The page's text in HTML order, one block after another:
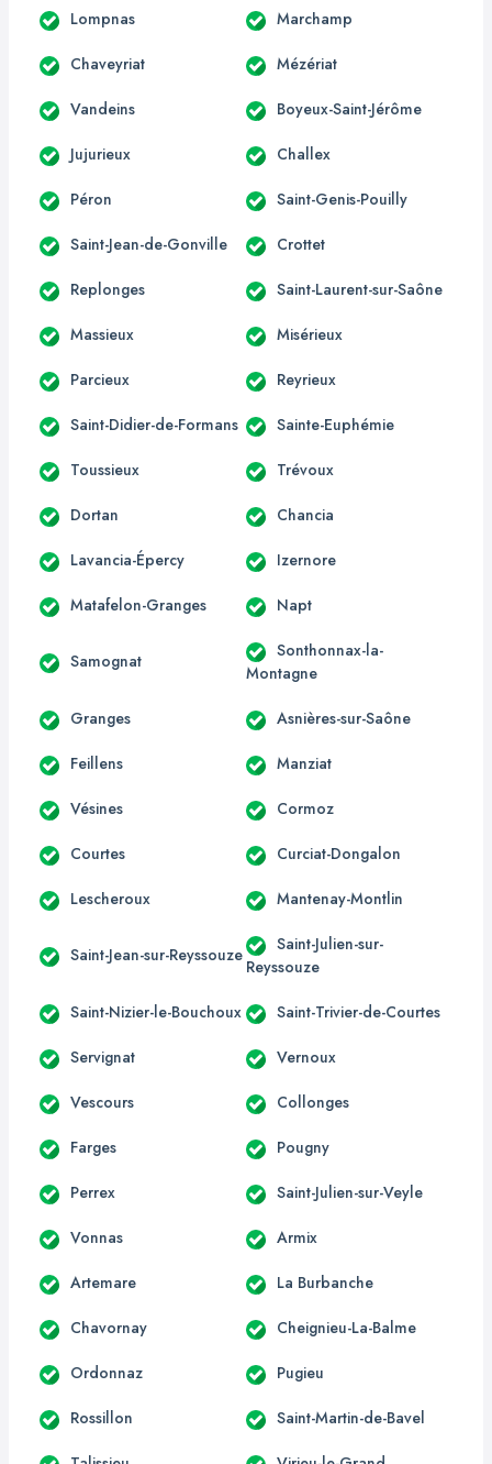
Lompnas Marchamp
Chaveyriat Mézériat
Vandeins Boyeux-Saint-Jérôme
Jujurieux Challex
Péron Saint-Genis-Pouilly
Saint-Jean-de-Gonville Crottet
Replonges Saint-Laurent-sur-Saône
Massieux Misérieux
Parcieux Reyrieux
Saint-Didier-de-Formans Sainte-Euphémie
Toussieux Trévoux
Dortan Chancia
Lavancia-Épercy Izernore
Matafelon-Granges Napt
Samognat
Sonthonnax-la-
Montagne
Granges Asnières-sur-Saône
Feillens Manziat
Vésines Cormoz
Courtes Curciat-Dongalon
Lescheroux Mantenay-Montlin
Saint-Jean-sur-Reyssouze
Saint-Julien-sur-
Reyssouze
Saint-Nizier-le-Bouchoux Saint-Trivier-de-Courtes
Servignat Vernoux
Vescours Collonges
Farges Pougny
Perrex Saint-Julien-sur-Veyle
Vonnas Armix
Artemare La Burbanche
Chavornay Cheignieu-La-Balme
Ordonnaz Pugieu
Rossillon Saint-Martin-de-Bavel